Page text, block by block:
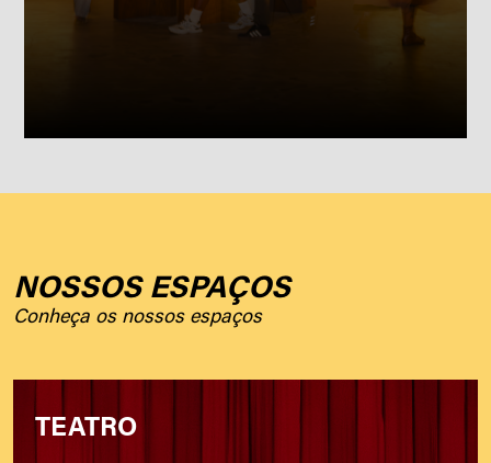
NOSSOS ESPAÇOS
Conheça os nossos espaços
TEATRO